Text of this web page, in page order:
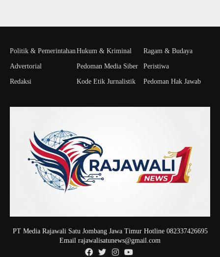
Politik & Pemerintahan
Advertorial
Redaksi
Hukum & Kriminal
Pedoman Media Siber
Kode Etik Jurnalistik
Ragam & Budaya
Peristiwa
Pedoman Hak Jawab
PT Media Rajawali Satu Jombang Jawa Timur Hotline 082337426695
Email rajawalisatunews@gmail.com